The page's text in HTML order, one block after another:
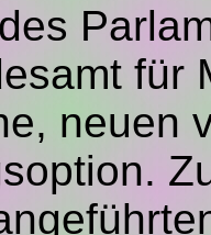
für
neuen